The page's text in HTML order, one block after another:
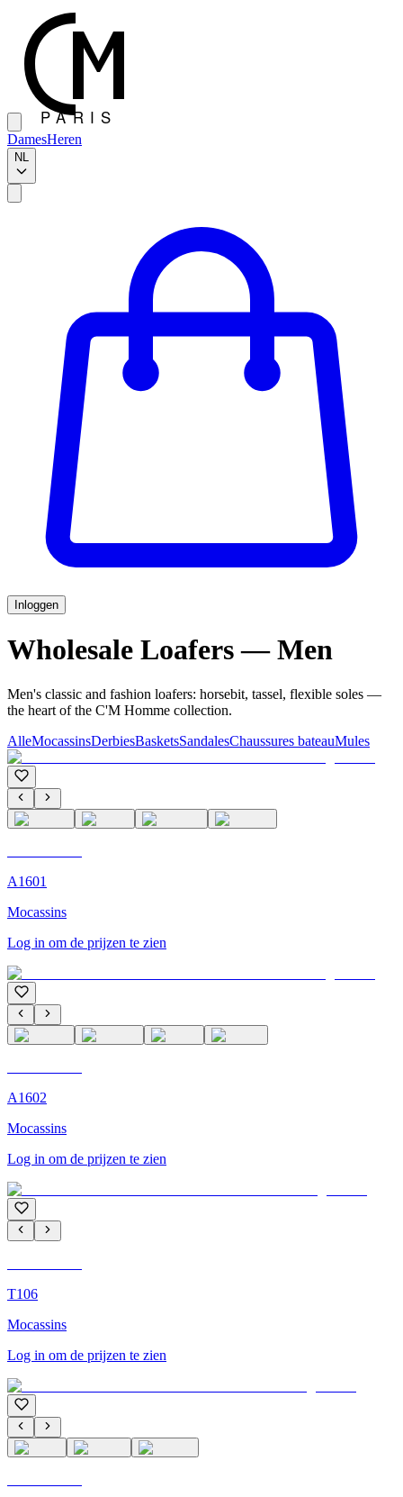
DamesHeren
NL
Inloggen
Wholesale Loafers — Men
Men's classic and fashion loafers: horsebit, tassel, flexible soles —
the heart of the C'M Homme collection.
AlleMocassinsDerbiesBasketsSandalesChaussures bateauMules
A1601
Mocassins
Log in om de prijzen te zien
A1602
Mocassins
Log in om de prijzen te zien
T106
Mocassins
Log in om de prijzen te zien